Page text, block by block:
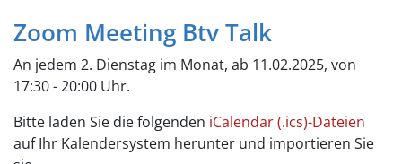
Zoom Meeting Btv Talk
An jedem 2. Dienstag im Monat, ab 11.02.2025, von
17:30 - 20:00 Uhr.
Bitte laden Sie die folgenden iCalendar (.ics)-Dateien
auf Ihr Kalendersystem herunter und importieren Sie